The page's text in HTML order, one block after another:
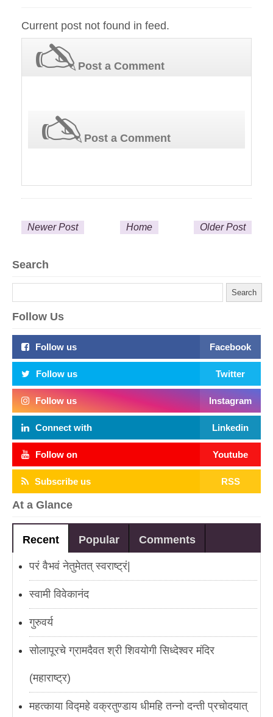
Current post not found in feed.
Post a Comment
Post a Comment
Newer Post Older Post
Home
Search
Follow Us
Follow us Facebook
Follow us Twitter
Follow us Instagram
Connect with Linkedin
Follow on Youtube
Subscribe us RSS
At a Glance
Recent Popular Comments
परं वैभवं नेतुमेतत् स्वराष्ट्रं|
स्वामी विवेकानंद
गुरुवर्य
सोलापूरचे ग्रामदैवत श्री शिवयोगी सिध्देश्वर मंदिर
(महाराष्ट्र)
महत्काया विद्महे वक्रतुण्डाय धीमहि तन्नो दन्ती प्रचोदयात्